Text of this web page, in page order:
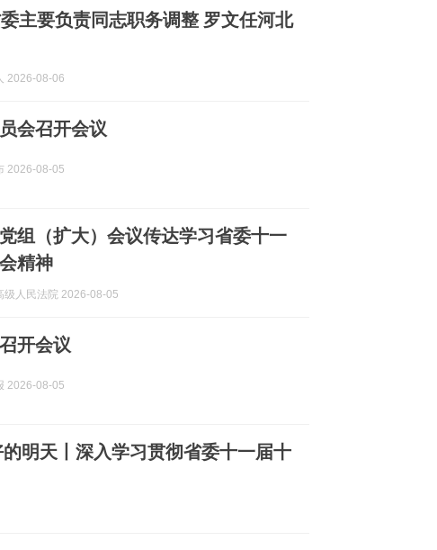
主要负责同志职务调整 罗文任河北
2026-08-06
会召开会议
2026-08-05
组（扩大）会议传达学习省委十一
精神
级人民法院 2026-08-05
开会议
2026-08-05
明天丨深入学习贯彻省委十一届十